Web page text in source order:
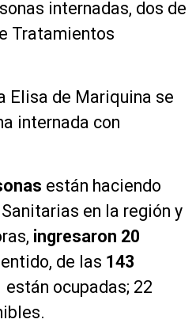
internadas, dos de
Tratamientos
Elisa de Mariquina se
internada con
están haciendo
en la región y
ingresaron 20
de las 143
están ocupadas; 22